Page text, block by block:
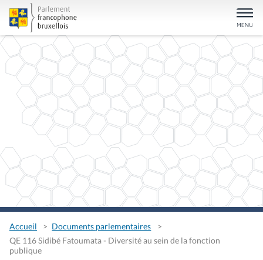
Accueil
Documents parlementaires
QE 116 Sidibé Fatoumata - Diversité au sein de la fonction
publique